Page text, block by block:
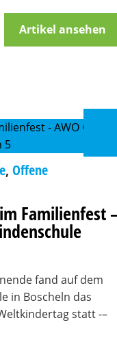
Artikel ansehen
, Offene
Familienfest
fand auf dem
in Boscheln das
statt -–